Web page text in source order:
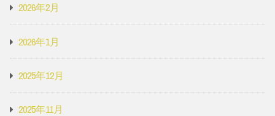
2026年2月
2026年1月
2025年12月
2025年11月